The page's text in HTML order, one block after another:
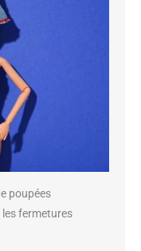
poupées
fermetures